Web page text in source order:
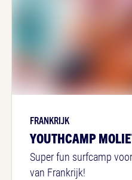
FRANKRIJK
YOUTHCAMP
Super fun surfcamp
van Frankrijk!